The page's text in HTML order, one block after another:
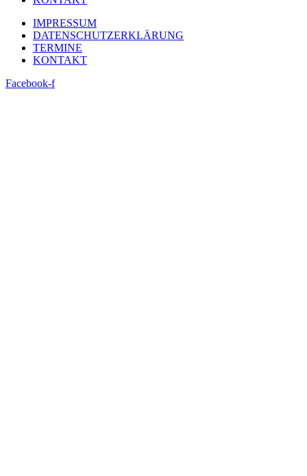
IMPRESSUM
DATENSCHUTZERKLÄRUNG
TERMINE
KONTAKT
Facebook-f